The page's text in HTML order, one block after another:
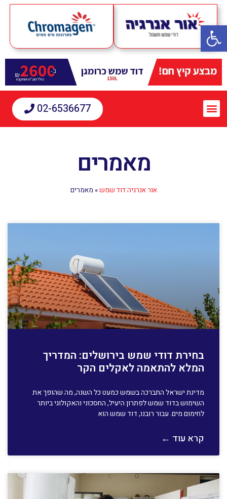
פתח סרגל נגישות
02-6536677
מאמרים
אור אנרגיה דוד שמש» מאמרים
בחירת דודי שמש בירושלים: המדריך
המלא להתאמה לאקלים הקר
מדינת ישראל התברכה בשמש כמעט כל השנה, מה שהופך את
השימוש בדוד שמש לפתרון היעיל, החסכוני והאקולוגי ביותר
לחימום מים. עבור רובנו, דוד שמש הוא
קרא עוד ←